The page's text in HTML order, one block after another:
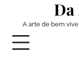
content
Da
A arte de bem